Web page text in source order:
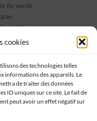
cookies
des technologies telles
informations des appareils. Le
de traiter des données
ID uniques sur ce site. Le fait de
peut avoir un effet négatif sur
de vente
: